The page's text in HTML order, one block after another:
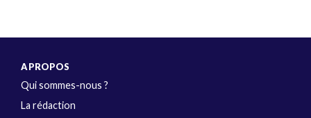
A PROPOS
Qui sommes-nous ?
La rédaction